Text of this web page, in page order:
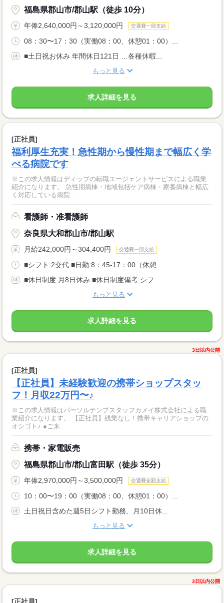
福島県郡山市/郡山駅（徒歩 10分）
年俸2,640,000円～3,120,000円 交通費一部支給
08：30〜17：30（実働08：00、休憩01：00）...
■土日祝お休み 年間休日121日 …各種休暇...
もっと見る
求人詳細を見る
[正社員]
福利厚生充実！急性期から慢性期まで幅広く学
べる病院です
※この求人情報はディップの転職エージェントサービスによる職業
紹介になります。 急性期病棟・地域包括ケア病棟・療養病棟と幅広
く対応している病院...
看護師・准看護師
奈良県大和郡山市/郡山駅
月給242,000円～304,400円 交通費一部支給
■シフト 2交代 ■日勤 8：45-17：00（休憩...
■休日制度 月8日休み ■休日制度備考 シフ...
もっと見る
求人詳細を見る
3日以内公開
[正社員]
【正社員】未経験歓迎の携帯ショップスタッ
フ！月収22万円〜♪
※この求人情報はパーソルテンプスタッフカメイ株式会社による職
業紹介になります。 【正社員】残業なし！携帯キャリアショップの
オシゴト♪ ●ご来...
携帯・家電販売
福島県郡山市/郡山富田駅（徒歩 35分）
年俸2,970,000円～3,500,000円 交通費全額支給
10：00〜19：00（実働08：00、休憩01：00）...
土日祝日含めた週5日シフト勤務、月10日休...
もっと見る
求人詳細を見る
3日以内公開